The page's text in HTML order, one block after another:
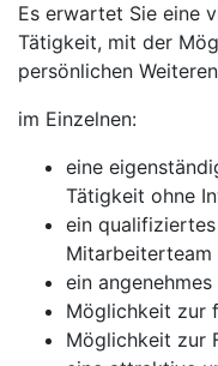
Es erwartet Sie eine
Tätigkeit, mit der
persönlichen
im Einzelnen:
eine
Tätigkeit ohne
ein
Mitarbeiterteam
ein
Möglichkeit zur
Möglichkeit zur